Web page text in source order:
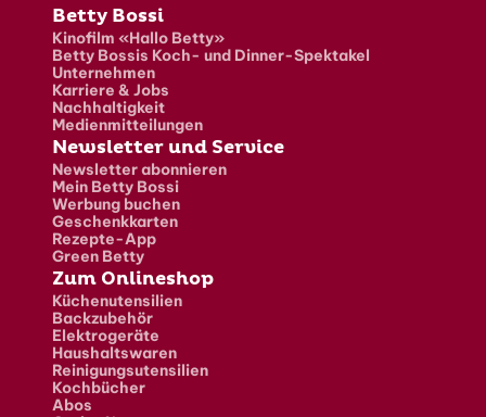
Fusszeile
Betty Bossi
Kinofilm «Hallo Betty»
Betty Bossis Koch- und Dinner-Spektakel
Unternehmen
Karriere & Jobs
Nachhaltigkeit
Medienmitteilungen
Newsletter und Service
Newsletter abonnieren
Mein Betty Bossi
Werbung buchen
Geschenkkarten
Rezepte-App
Green Betty
Zum Onlineshop
Küchenutensilien
Backzubehör
Elektrogeräte
Haushaltswaren
Reinigungsutensilien
Kochbücher
Abos